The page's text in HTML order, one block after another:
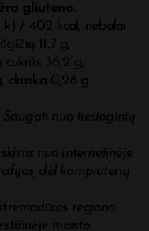
gliuteno.
kJ / 402 kcal, riebalai
11,7 g,
cukrūs 36,2 g,
druska 0,28 g.
Saugoti nuo tiesioginių
nuo internetinėje
dėl kompiuterių
regiono.
maisto